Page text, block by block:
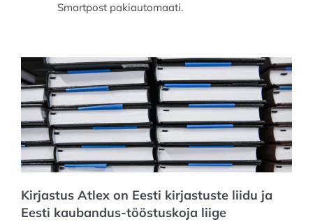
Smartpost pakiautomaati.
Kirjastus Atlex on Eesti kirjastuste liidu ja
Eesti kaubandus-tööstuskoja liige